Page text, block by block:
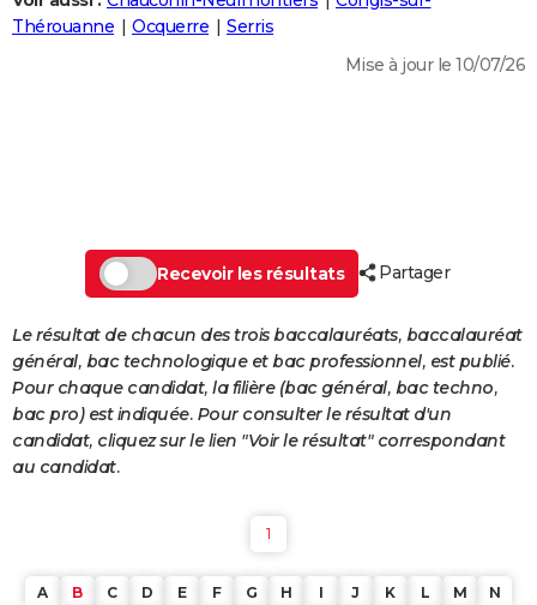
Destinations
City break
Voyage nature
Voyage de noces
Forum
Climat
+
PHOTO
Dictionnaire
PROGRAMME TV
S'inscrire
Se connecter
Lycées
Collèges
Primaires
Universités
Entreprises
Service militaire
Avis de recherche
AVIS DE DÉCÈS
FORUM
Bricolage
Lifestyle
Culture
Sport
Auto
Television
Voyage
Cinema
Thérouanne
Ocquerre
Serris
Mise à jour le 10/07/26
Recevoir les résultats Partager
Le résultat de chacun des trois baccalauréats, baccalauréat
général, bac technologique et bac professionnel, est publié.
Pour chaque candidat, la filière (bac général, bac techno,
bac pro) est indiquée. Pour consulter le résultat d'un
candidat, cliquez sur le lien "Voir le résultat" correspondant
au candidat.
1
A B C D E F G H I J K L M
N